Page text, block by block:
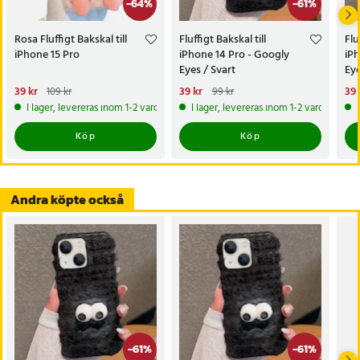
- Funktioner: Upphöjda kanter, fullständig åtkomst till portar och
knappar
- Design: Plyschyta med googly eyes, vintervänlig stil
- Skydd: Skyddar mot repor, smuts, tårar och vardagligt slitage
Artikelnummer
-64%
Rosa Fluffigt Bakskal till
iPhone 15 Pro
Nuvarande pris
39 krTidigare pris:109 kr
39 kr 109 kr
I lager, levereras inom 1-2 vardagar
Köp
-61%
Fluffigt Bakskal till
iPhone 14 Pro - Googly
Eyes / Svart
Nuvarande pris
39 krTidigare pris:99 kr
39 kr 99 kr
I lager, levereras inom 1-2 vardagar
Köp
39
39
Andra köpte också
-61% -61%